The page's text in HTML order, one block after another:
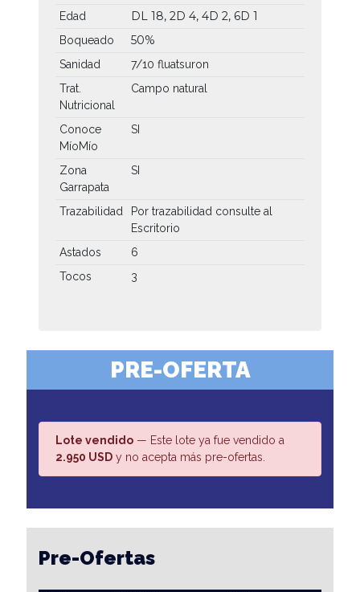
Edad DL 18, 2D 4, 4D 2, 6D 1
Boqueado 50%
Sanidad
7/10 fluatsuron
Trat.
Nutricional
Campo natural
Conoce
MíoMío
SI
Zona
Garrapata
SI
Trazabilidad
Por trazabilidad consulte al
Escritorio
Astados
6
Tocos
3
PRE-OFERTA
Lote vendido — Este lote ya fue vendido a
2.950 USD y no acepta más pre-ofertas.
Pre-Ofertas